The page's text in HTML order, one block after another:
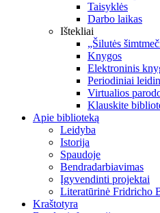
Taisyklės
Darbo laikas
Ištekliai
„Šilutės
Knygos
Elektroninis
Periodiniai
Virtualios
Klauskite
Apie biblioteką
Leidyba
Istorija
Spaudoje
Bendradarbiavimas
Įgyvendinti projektai
Literatūrinė Fridricho
Kraštotyra